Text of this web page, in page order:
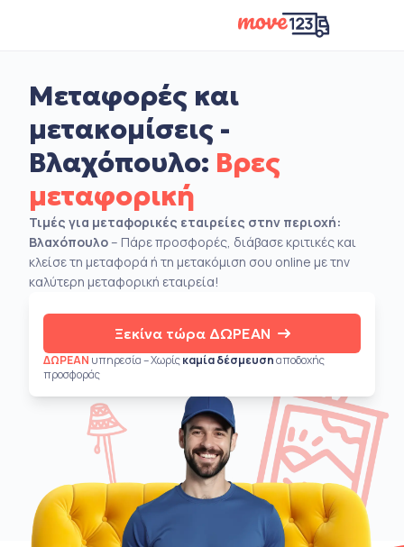
Μεταφορές και
μετακομίσεις -
Βλαχόπουλο: Βρες
μεταφορική
Τιμές για μεταφορικές εταιρείες στην περιοχή:
Βλαχόπουλο – Πάρε προσφορές, διάβασε κριτικές και
κλείσε τη μεταφορά ή τη μετακόμιση σου online με την
καλύτερη μεταφορική εταιρεία!
Ξεκίνα τώρα ΔΩΡΕΑΝ
ΔΩΡΕΑΝ υπηρεσία – Χωρίςκαμία δέσμευσηαποδοχής
προσφοράς